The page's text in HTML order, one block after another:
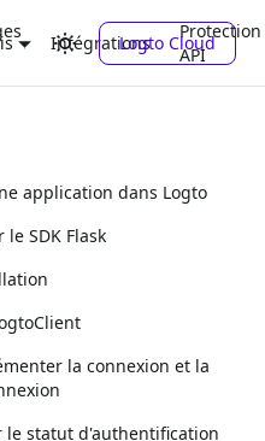
Intégrations
Protection
API
Logto Cloud
application dans Logto
SDK Flask
la connexion et la
le statut d'authentification